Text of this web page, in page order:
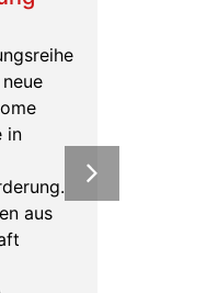
Die Sponsion
bietet Ihnen,
Ihrer Familie und
Freunden Ihr
Studium feierlich
abzuschließen.
Mehr erfahren